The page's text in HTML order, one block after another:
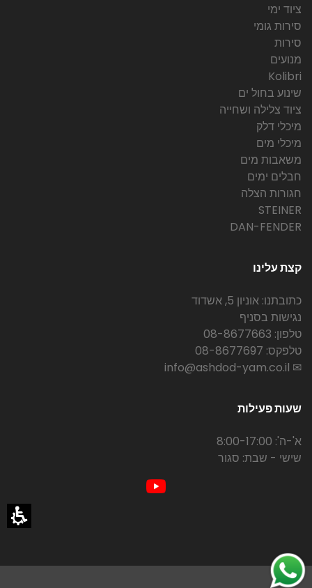
ציוד ימי
סירות גומי
סירות
מנועים
Kolibri
שינוע בחול ים
ציוד צלילה ושחייה
מיכלי דלק
מיכלי מים
משאבות מים
חבלים ימים
חגורות הצלה
STEINER
DAN-FENDER
קצת עלינו
כתובתנו: אוניון 5, אשדוד
נגישות בסניף
טלפון: 08-8677663
טלפקס: 08-8677697
✉ info@ashdod-yam.co.il
שעות פעילות
א'-ה': 8:00-17:00
שישי - שבת: סגור